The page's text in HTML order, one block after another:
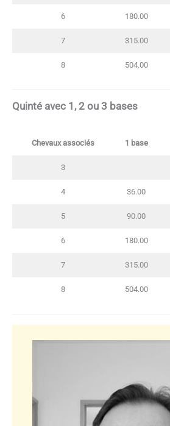
6 180.00
7 315.00
8 504.00
Quinté avec 1, 2 ou 3 bases
Chevaux associés 1 base
3
4 36.00
5 90.00
6 180.00
7 315.00
8 504.00